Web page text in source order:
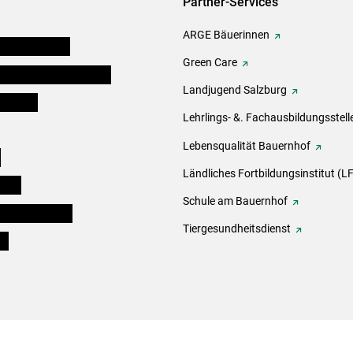
ARGE Bäuerinnen
Green Care
Landjugend Salzburg
Lehrlings- &.
Lebensqualität Bauernhof
Ländliches Fortbildungsinstitut
Schule am Bauernhof
Tiergesundheitsdienst